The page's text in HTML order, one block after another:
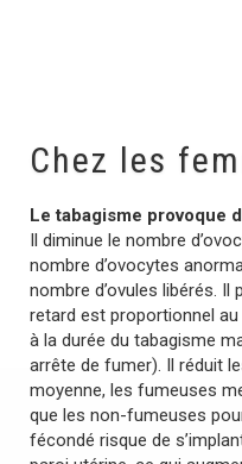
Chez les
Le tabagisme provoque
Il diminue le nombre
nombre d’ovocytes
nombre d’ovules libérés.
retard est proportionnel
à la durée du tabagisme
arrête de fumer). Il réduit
moyenne, les fumeuses
que les non-fumeuses
fécondé risque de